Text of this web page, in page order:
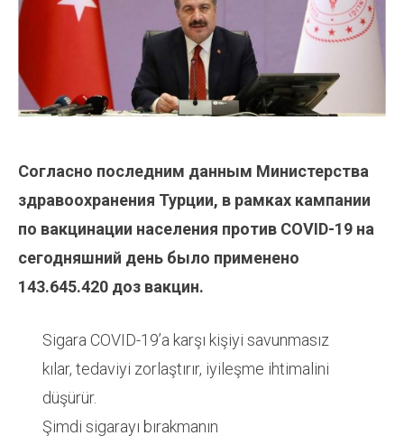
Согласно последним данным Министерства
здравоохранения Турции, в рамках кампании
по вакцинации населения против COVID-19 на
сегодняшний день было применено
143.645.420 доз вакцин.
Sigara COVID-19’a karşı kişiyi savunmasız
kılar, tedaviyi zorlaştırır, iyileşme ihtimalini
düşürür.
Şimdi sigarayı bırakmanın